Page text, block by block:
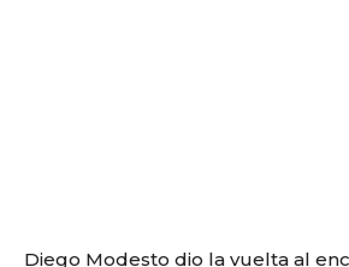
Diego Modesto dio la vuelta al